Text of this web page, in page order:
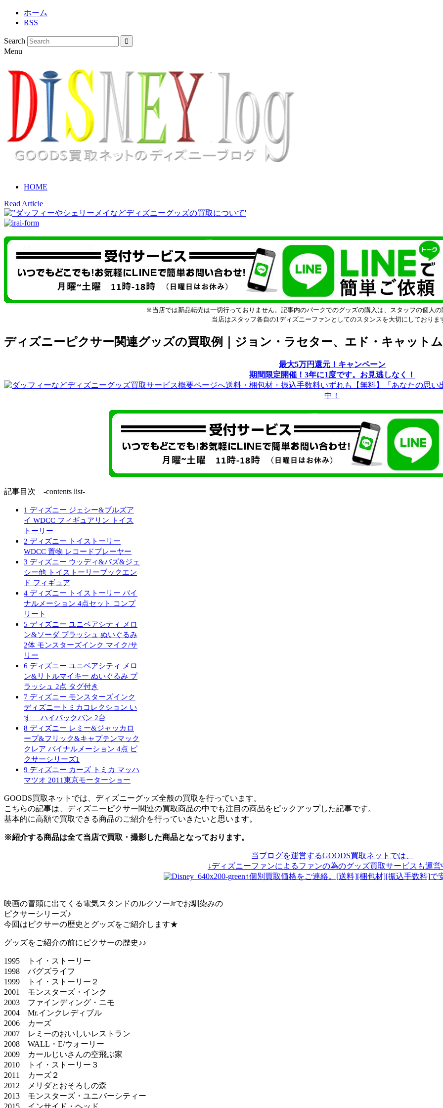
ホーム
RSS
Search
Menu
HOME
Read Article
※当店では新品転売は一切行っておりません。記事内のパークでのグッズの購入は、スタッフの個人の
当店はスタッフ各自の1ディズニーファンとしてのスタンスを大切にしておりま
ディズニーピクサー関連グッズの買取例｜ジョン・ラセター、エド・キャット
最大5万円還元！キャンペーン
期間限定開催！3年に1度です。お見逃しなく！
送料・梱包材・振込手数料いずれも【無料】「あなたの思
中！
記事目次 -contents list-
1 ディズニー ジェシー&ブルズア
イ WDCC フィギュアリン トイス
トーリー
2 ディズニー トイストーリー
WDCC 置物 レコードプレーヤー
3 ディズニー ウッディ&バズ&ジェ
シー他 トイストーリーブックエン
ド フィギュア
4 ディズニー トイストーリー バイ
ナルメーション 4点セット コンプ
リート
5 ディズニー ユニベアシティ メロ
ン&ソーダ プラッシュ ぬいぐるみ
2体 モンスターズインク マイク/サ
リー
6 ディズニー ユニベアシティ メロ
ン&リトルマイキー ぬいぐるみ プ
ラッシュ 2点 タグ付き
7 ディズニー モンスターズインク
ディズニートミカコレクション い
すゞ ハイパックバン 2台
8 ディズニー レミー&ジャッカロ
ープ&フリック&キャプテンマック
クレア バイナルメーション 4点 ピ
クサーシリーズ1
9 ディズニー カーズ トミカ マッハ
マツオ 2011東京モーターショー
GOODS買取ネットでは、ディズニーグッズ全般の買取を行っています。
こちらの記事は、ディズニーピクサー関連の買取商品の中でも注目の商品をピックアップした記事です。
基本的に高額で買取できる商品のご紹介を行っていきたいと思います。
※紹介する商品は全て当店で買取・撮影した商品となっております。
当ブログを運営するGOODS買取ネットでは、
↓ディズニーファンによるファンの為のグッズ買取サービスも運営
↑個別買取価格をご連絡。[送料][梱包材][振込手数料]で
映画の冒頭に出てくる電気スタンドのルクソーJrでお馴染みの
ピクサーシリーズ♪
今回はピクサーの歴史とグッズをご紹介します★
グッズをご紹介の前にピクサーの歴史♪♪
1995 トイ・ストーリー
1998 バグズライフ
1999 トイ・ストーリー２
2001 モンスターズ・インク
2003 ファインディング・ニモ
2004 Mr.インクレディブル
2006 カーズ
2007 レミーのおいしいレストラン
2008 WALL・E/ウォーリー
2009 カールじいさんの空飛ぶ家
2010 トイ・ストーリー３
2011 カーズ２
2012 メリダとおそろしの森
2013 モンスターズ・ユニバーシティー
2015 インサイド・ヘッド